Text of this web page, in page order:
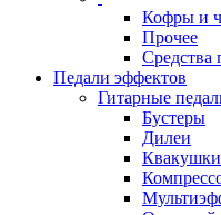
Кофры и
Прочее
Средства
Педали эффектов
Гитарные
Бустеры
Дилеи
Квакушки